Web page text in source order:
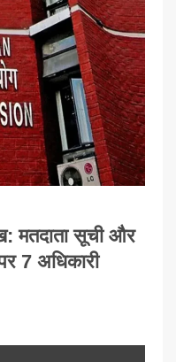
मतदाता सूची और
7 अधिकारी